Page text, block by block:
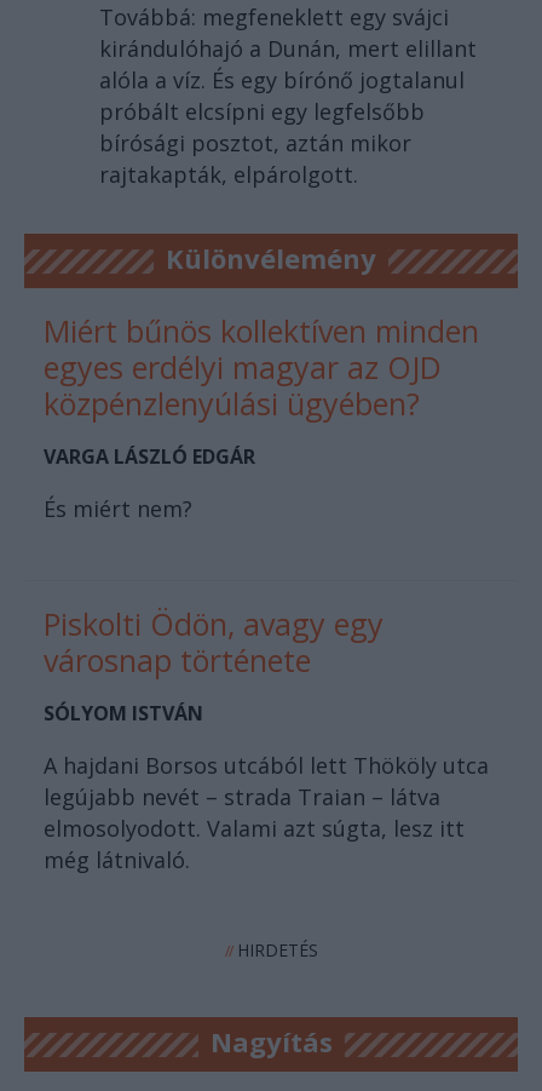
Továbbá: megfeneklett egy svájci
kirándulóhajó a Dunán, mert elillant
alóla a víz. És egy bírónő jogtalanul
próbált elcsípni egy legfelsőbb
bírósági posztot, aztán mikor
rajtakapták, elpárolgott.
Különvélemény
Miért bűnös kollektíven minden
egyes erdélyi magyar az OJD
közpénzlenyúlási ügyében?
VARGA LÁSZLÓ EDGÁR
És miért nem?
Piskolti Ödön, avagy egy
városnap története
SÓLYOM ISTVÁN
A hajdani Borsos utcából lett Thököly utca
legújabb nevét – strada Traian – látva
elmosolyodott. Valami azt súgta, lesz itt
még látnivaló.
//HIRDETÉS
Nagyítás